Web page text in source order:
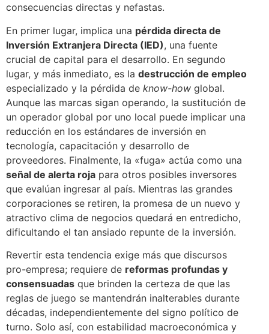
consecuencias directas y nefastas.
En primer lugar, implica una pérdida directa de
Inversión Extranjera Directa (IED), una fuente
crucial de capital para el desarrollo. En segundo
lugar, y más inmediato, es la destrucción de empleo
especializado y la pérdida de know-how global.
Aunque las marcas sigan operando, la sustitución de
un operador global por uno local puede implicar una
reducción en los estándares de inversión en
tecnología, capacitación y desarrollo de
proveedores. Finalmente, la «fuga» actúa como una
señal de alerta roja para otros posibles inversores
que evalúan ingresar al país. Mientras las grandes
corporaciones se retiren, la promesa de un nuevo y
atractivo clima de negocios quedará en entredicho,
dificultando el tan ansiado repunte de la inversión.
Revertir esta tendencia exige más que discursos
pro-empresa; requiere de reformas profundas y
consensuadas que brinden la certeza de que las
reglas de juego se mantendrán inalterables durante
décadas, independientemente del signo político de
turno. Solo así, con estabilidad macroeconómica y